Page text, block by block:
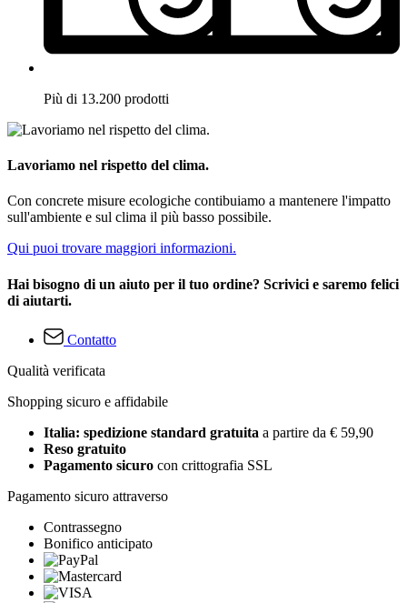
Più di 13.200 prodotti
Lavoriamo nel rispetto del clima.
Con concrete misure ecologiche contibuiamo a mantenere l'impatto
sull'ambiente e sul clima il più basso possibile.
Qui puoi trovare maggiori informazioni.
Hai bisogno di un aiuto per il tuo ordine? Scrivici e saremo felici
di aiutarti.
Contatto
Qualità verificata
Shopping sicuro e affidabile
Italia: spedizione standard gratuita a partire da € 59,90
Reso gratuito
Pagamento sicuro con crittografia SSL
Pagamento sicuro attraverso
Contrassegno
Bonifico anticipato